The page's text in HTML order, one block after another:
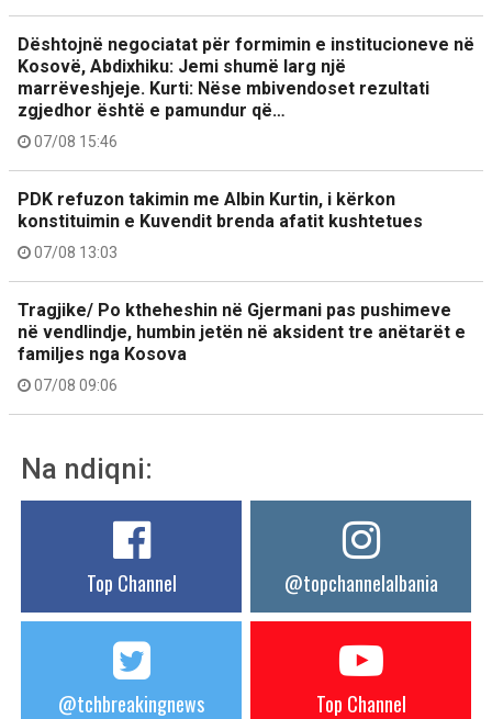
Dështojnë negociatat për formimin e institucioneve në
Kosovë, Abdixhiku: Jemi shumë larg një
marrëveshjeje. Kurti: Nëse mbivendoset rezultati
zgjedhor është e pamundur që…
07/08 15:46
PDK refuzon takimin me Albin Kurtin, i kërkon
konstituimin e Kuvendit brenda afatit kushtetues
07/08 13:03
Tragjike/ Po ktheheshin në Gjermani pas pushimeve
në vendlindje, humbin jetën në aksident tre anëtarët e
familjes nga Kosova
07/08 09:06
Na ndiqni:
Top Channel @topchannelalbania
@tchbreakingnews Top Channel